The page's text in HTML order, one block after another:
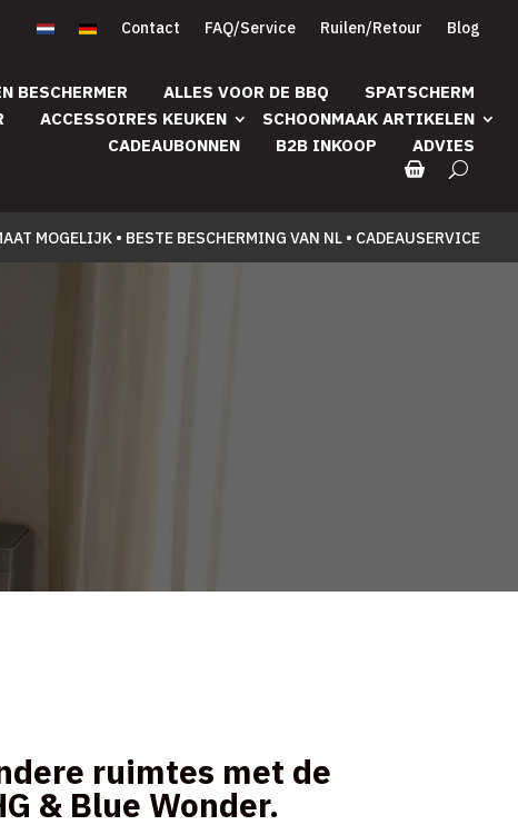
Contact FAQ/Service Ruilen/Retour Blog
BESCHERMER ALLES VOOR DE BBQ
SPATSCHERM
ACCESSOIRES KEUKEN
SCHOONMAAK ARTIKELEN
CADEAUBONNEN
B2B INKOOP ADVIES
MOGELIJK • BESTE BESCHERMING VAN NL • CADEAUSERVICE
ruimtes met de
& Blue Wonder.